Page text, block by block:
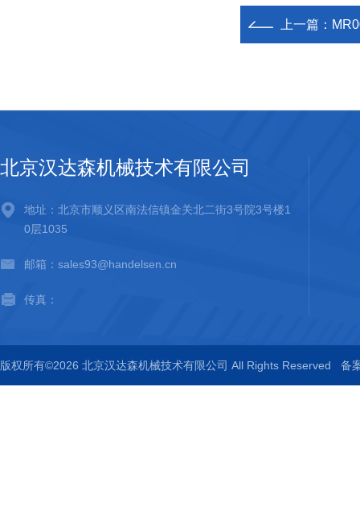
上一篇：
北京汉达森机械技术有限公司
地址：北京市顺义区南法信镇金关北二街3号院3号楼1
0层1035
邮箱：sales93@handelsen.cn
传真：
版权所有©2026 北京汉达森机械技术有限公司 All Rights Reserved 备